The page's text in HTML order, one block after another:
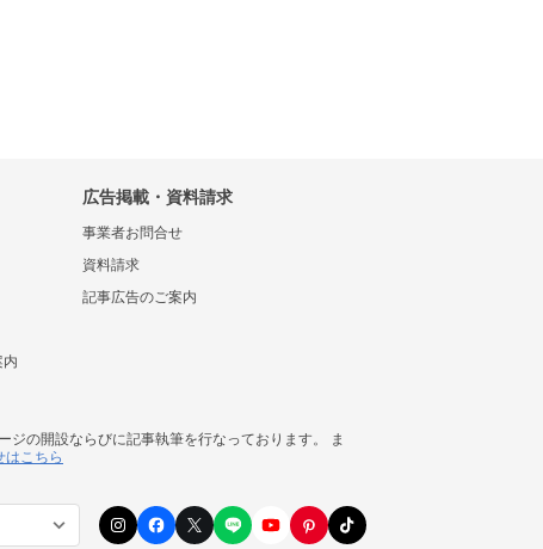
広告掲載・資料請求
事業者お問合せ
資料請求
記事広告のご案内
の開設ならびに記事執筆を行なっております。 ま
はこちら